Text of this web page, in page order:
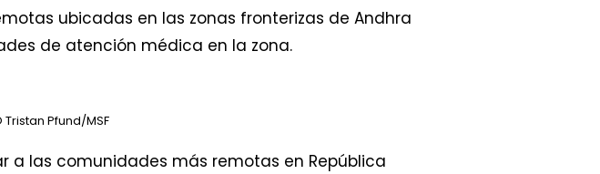
ubicadas en las zonas fronterizas de Andhra
de atención médica en la zona.
Tristan Pfund/MSF
a las comunidades más remotas en República